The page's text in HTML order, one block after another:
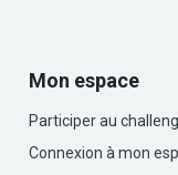
Mon espace
Participer au
Connexion à mon